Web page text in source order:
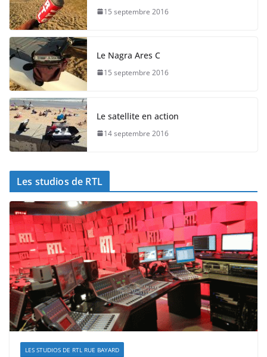
15 septembre 2016
Le Nagra Ares C
15 septembre 2016
Le satellite en action
14 septembre 2016
Les studios de RTL
LES STUDIOS DE RTL RUE BAYARD